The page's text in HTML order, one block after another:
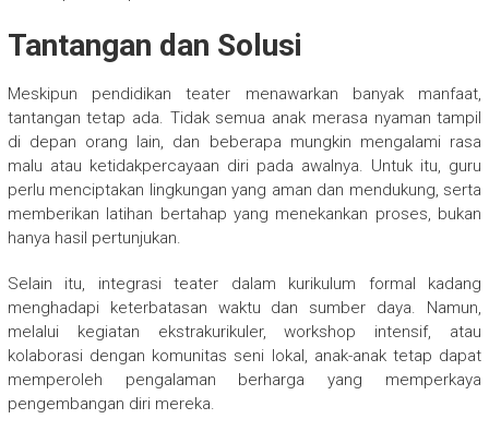
Tantangan dan Solusi
Meskipun pendidikan teater menawarkan banyak manfaat,
tantangan tetap ada. Tidak semua anak merasa nyaman tampil
di depan orang lain, dan beberapa mungkin mengalami rasa
malu atau ketidakpercayaan diri pada awalnya. Untuk itu, guru
perlu menciptakan lingkungan yang aman dan mendukung, serta
memberikan latihan bertahap yang menekankan proses, bukan
hanya hasil pertunjukan.
Selain itu, integrasi teater dalam kurikulum formal kadang
menghadapi keterbatasan waktu dan sumber daya. Namun,
melalui kegiatan ekstrakurikuler, workshop intensif, atau
kolaborasi dengan komunitas seni lokal, anak-anak tetap dapat
memperoleh pengalaman berharga yang memperkaya
pengembangan diri mereka.